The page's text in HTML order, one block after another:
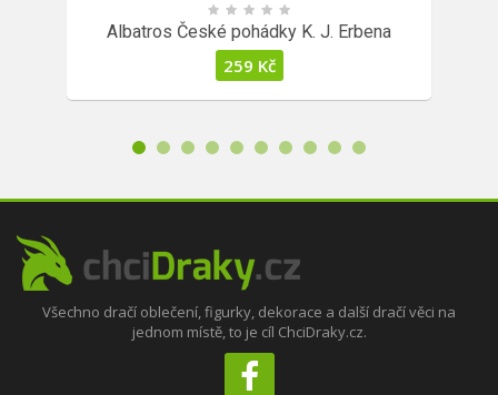
Albatros České pohádky K. J. Erbena
259 Kč
Všechno dračí oblečení, figurky, dekorace a další dračí věci na
jednom místě, to je cíl ChciDraky.cz.